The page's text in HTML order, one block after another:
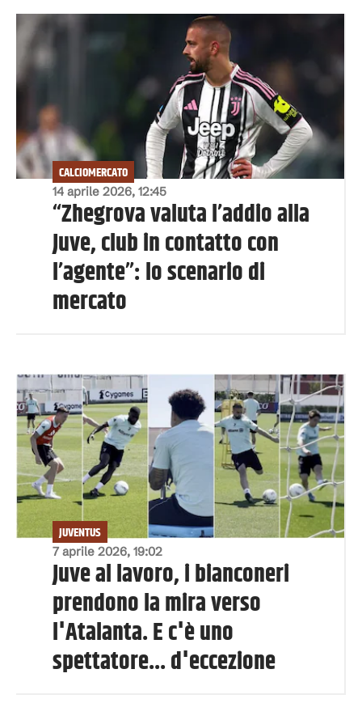
14 aprile 2026, 12:45
CALCIOMERCATO
“Zhegrova valuta l’addio alla
Juve, club in contatto con
l’agente”: lo scenario di
mercato
7 aprile 2026, 19:02
JUVENTUS
Juve al lavoro, i bianconeri
prendono la mira verso
l'Atalanta. E c'è uno
spettatore... d'eccezione